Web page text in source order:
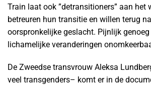
Train laat ook ”detransitioners” aan het
betreuren hun transitie en willen terug
oorspronkelijke geslacht. Pijnlijk
lichamelijke veranderingen
De Zweedse transvrouw Aleksa
veel transgenders– komt er in de